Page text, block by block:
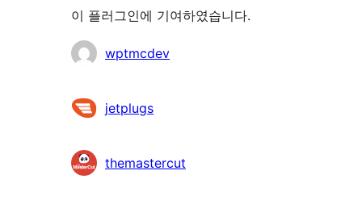
이 플러그인에 기여하였습니다.
기
자
wptmcdev
jetplugs
themastercut